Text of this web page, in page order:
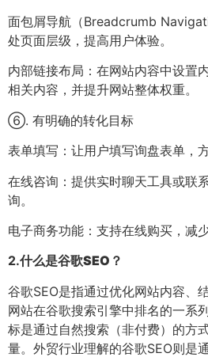
面包屑导航（Breadcrumb
处页面层级，提高用户体验。
内部链接布局：在网站内容中设置
相关内容，并提升网站整体权重。
⑥. 有明确的转化目标
表单填写：让用户填写询盘表单，
在线咨询：提供实时聊天工具或联
询。
电子商务功能：支持在线购买，减
2.什么是谷歌SEO？
谷歌SEO是指通过优化网站内容、
网站在谷歌搜索引擎中排名的一系
标是通过自然搜索（非付费）的方
量。外贸行业理解的谷歌SEO则是